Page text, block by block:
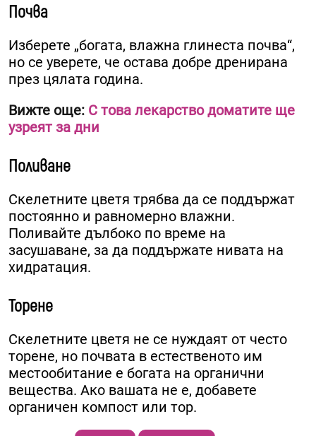
Почва
Изберете „богата, влажна глинеста почва“,
но се уверете, че остава добре дренирана
през цялата година.
Вижте още: С това лекарство доматите ще
узреят за дни
Поливане
Скелетните цветя трябва да се поддържат
постоянно и равномерно влажни.
Поливайте дълбоко по време на
засушаване, за да поддържате нивата на
хидратация.
Торене
Скелетните цветя не се нуждаят от често
торене, но почвата в естественото им
местообитание е богата на органични
вещества. Ако вашата не е, добавете
органичен компост или тор.